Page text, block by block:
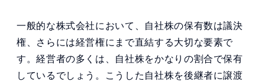
一般的な株式会社において、自社株の保有数は議決
権、さらには経営権にまで直結する大切な要素で
す。経営者の多くは、自社株をかなりの割合で保有
しているでしょう。こうした自社株を後継者に譲渡